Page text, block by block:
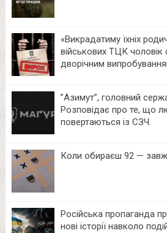
«Викрадатиму їхніх
військових ТЦК чоловік
дворічним
⁨”Азимут”, головний
Розповідає про те, що
повертаються із СЗЧ.
Коли обираєш 92 —
Російська пропаганда
нові історії навколо